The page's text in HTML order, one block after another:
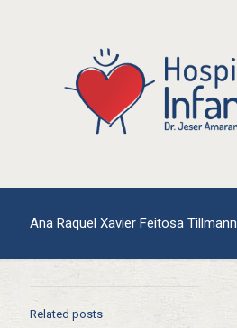
Ana Raquel Xavier Feitosa Tillmann
Related posts